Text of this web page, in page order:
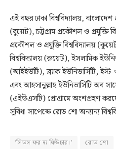
এই বছর ঢাকা বিশ্ববিদ্যালয়,
(বুয়েট), চট্টগ্রাম প্রকৌশল ও প্রযুক্তি
প্রকৌশল ও প্রযুক্তি বিশ্ববিদ্যালয়
বিশ্ববিদ্যালয় (রুয়েট), ইসলামিক
(আইইউটি), ব্র্যাক ইউনিভার্সিটি,
এবং আহসানুল্লাহ ইউনিভার্সিটি অব
(এইউএসটি) প্রোগ্রামে অংশগ্রহণ
সুবিধা সাপেক্ষে রোড শো অন্যান্য
‘সিডস ফর দ্য ফিউচার।’ রোড শো